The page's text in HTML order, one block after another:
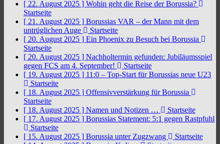
[ 22. August 2025 ] Wohin geht die Reise der Borussia?
Startseite
[ 21. August 2025 ] Borussias VAR – der Mann mit dem
untrüglichen Auge
Startseite
[ 20. August 2025 ] Ein Phoenix zu Besuch bei Borussia
Startseite
[ 20. August 2025 ] Nachholtermin gefunden: Jubiläumsspiel
gegen FCS am 4. September!
Startseite
[ 19. August 2025 ] 11:0 – Top-Start für Borussias neue U23
Startseite
[ 18. August 2025 ] Offensivverstärkung für Borussia
Startseite
[ 18. August 2025 ] Namen und Notizen …
Startseite
[ 17. August 2025 ] Borussias Statement: 5:1 gegen Rastpfuhl
Startseite
[ 15. August 2025 ] Borussia unter Zugzwang
Startseite